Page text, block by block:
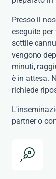
Presso il
eseguite
sottile
vengono
minuti,
è in attesa.
richiede
partner o